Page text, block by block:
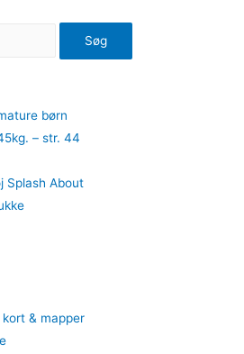
Søg
børn
– str. 44
Splash About
& mapper